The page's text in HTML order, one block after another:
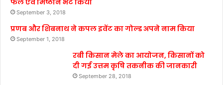
फल एवं मिष्ठान भेंट किया
September 3, 2018
प्रणब और शिबनाथ ने कपल इवेंट का गोल्ड अपने नाम किया
September 1, 2018
रबी किसान मेले का आयोजन, किसानों को
दी गई उत्तम कृषि तकनीक की जानकारी
September 28, 2018